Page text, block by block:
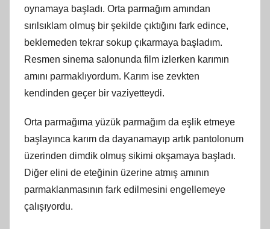
oynamaya başladı. Orta parmağım amından
sırılsıklam olmuş bir şekilde çıktığını fark edince,
beklemeden tekrar sokup çıkarmaya başladım.
Resmen sinema salonunda film izlerken karımın
amını parmaklıyordum. Karım ise zevkten
kendinden geçer bir vaziyetteydi.
Orta parmağıma yüzük parmağım da eşlik etmeye
başlayınca karım da dayanamayıp artık pantolonum
üzerinden dimdik olmuş sikimi okşamaya başladı.
Diğer elini de eteğinin üzerine atmış amının
parmaklanmasının fark edilmesini engellemeye
çalışıyordu.